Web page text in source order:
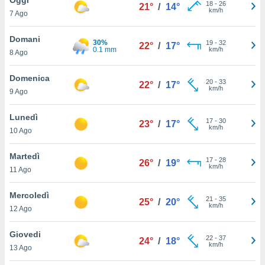
è
al sito
di
ci
di
il
un
la
nella
7 Ago
21° / 14° 18- 26
km/h
Domani
8 Ago
30%
0.1 mm
22° / 17° 19- 32
km/h
Domenica
9 Ago
22° / 17° 20- 33
km/h
Lunedì
10 Ago
23° / 17° 17- 30
km/h
Martedì
11 Ago
26° / 19° 17- 28
km/h
Mercoledì
12 Ago
25° / 20° 21 - 35
km/h
Giovedi
13 Ago
24° / 18° 22- 37
km/h